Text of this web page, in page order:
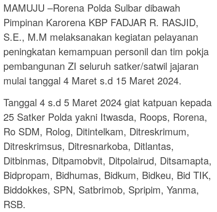
MAMUJU –Rorena Polda Sulbar dibawah
Pimpinan Karorena KBP FADJAR R. RASJID,
S.E., M.M melaksanakan kegiatan pelayanan
peningkatan kemampuan personil dan tim pokja
pembangunan ZI seluruh satker/satwil jajaran
mulai tanggal 4 Maret s.d 15 Maret 2024.
Tanggal 4 s.d 5 Maret 2024 giat katpuan kepada
25 Satker Polda yakni Itwasda, Roops, Rorena,
Ro SDM, Rolog, Ditintelkam, Ditreskrimum,
Ditreskrimsus, Ditresnarkoba, Ditlantas,
Ditbinmas, Ditpamobvit, Ditpolairud, Ditsamapta,
Bidpropam, Bidhumas, Bidkum, Bidkeu, Bid TIK,
Biddokkes, SPN, Satbrimob, Spripim, Yanma,
RSB.